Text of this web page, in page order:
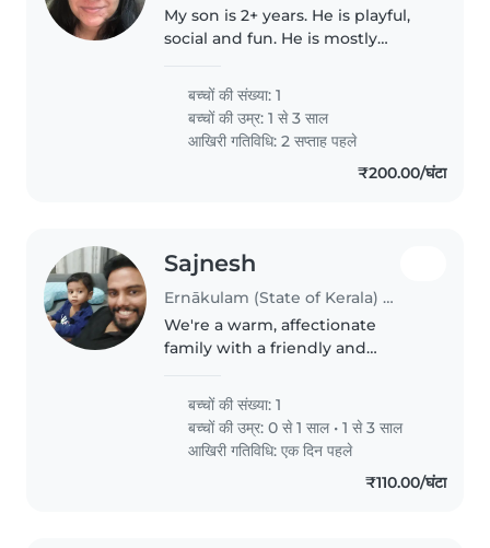
My son is 2+ years. He is playful,
social and fun. He is mostly
who can play with him and keep
him busy. Due to my work from
it's difficult for me to manage..
बच्चों की संख्या: 1
बच्चों की उम्र:1 से 3 साल
आखिरी गतिविधि: 2 सप्ताह पहले
₹200.00/घंटा
Sajnesh
Ernākulam (State of Kerala) में बेबीसिटिंग की नौकरी
We're a warm, affectionate
family with a friendly and
playtime! Looking for a kind and
reliable babysitter who speaks
English and Malayalam and is
comfortable..
बच्चों की संख्या: 1
बच्चों की उम्र:0 से 1 साल •1 से 3 साल
आखिरी गतिविधि: एक दिन पहले
₹110.00/घंटा